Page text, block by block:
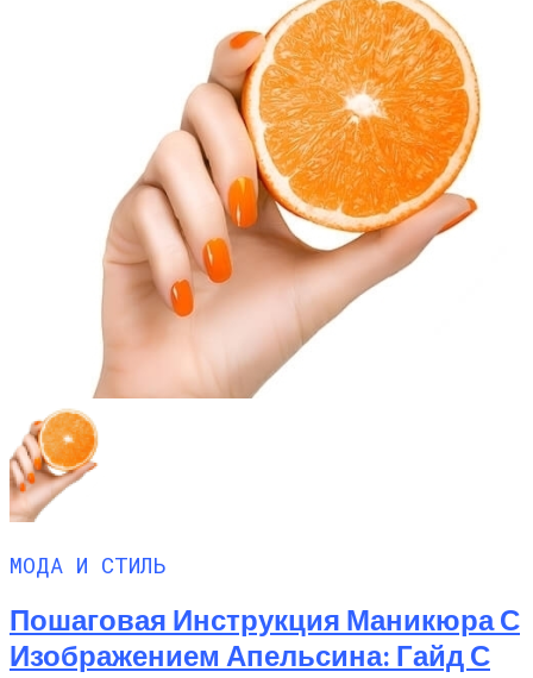
МОДА И СТИЛЬ
Пошаговая Инструкция Маникюра С
Изображением Апельсина: Гайд С